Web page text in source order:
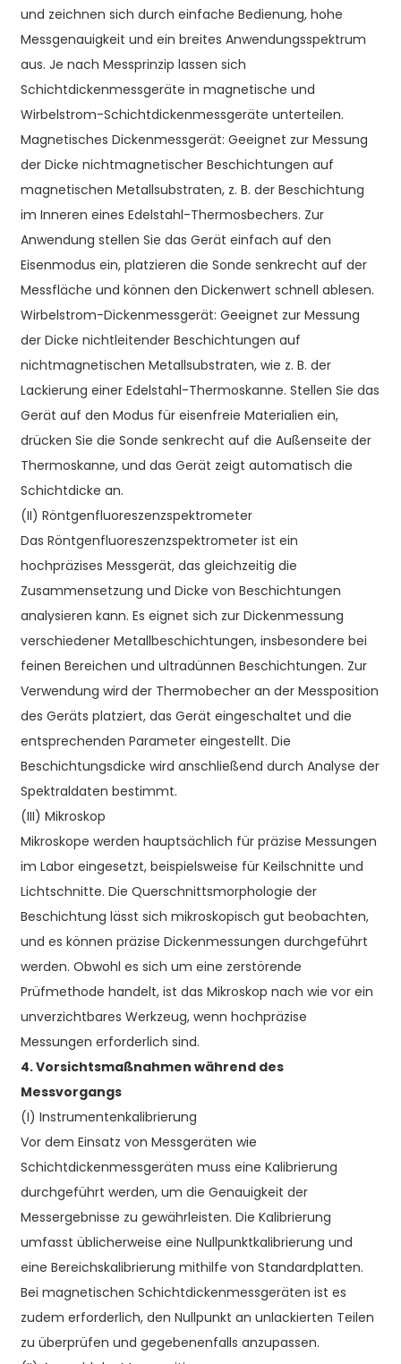
und zeichnen sich durch einfache Bedienung, hohe
Messgenauigkeit und ein breites Anwendungsspektrum
aus. Je nach Messprinzip lassen sich
Schichtdickenmessgeräte in magnetische und
Wirbelstrom-Schichtdickenmessgeräte unterteilen.
Magnetisches Dickenmessgerät: Geeignet zur Messung
der Dicke nichtmagnetischer Beschichtungen auf
magnetischen Metallsubstraten, z. B. der Beschichtung
im Inneren eines Edelstahl-Thermosbechers. Zur
Anwendung stellen Sie das Gerät einfach auf den
Eisenmodus ein, platzieren die Sonde senkrecht auf der
Messfläche und können den Dickenwert schnell ablesen.
Wirbelstrom-Dickenmessgerät: Geeignet zur Messung
der Dicke nichtleitender Beschichtungen auf
nichtmagnetischen Metallsubstraten, wie z. B. der
Lackierung einer Edelstahl-Thermoskanne. Stellen Sie das
Gerät auf den Modus für eisenfreie Materialien ein,
drücken Sie die Sonde senkrecht auf die Außenseite der
Thermoskanne, und das Gerät zeigt automatisch die
Schichtdicke an.
(II) Röntgenfluoreszenzspektrometer
Das Röntgenfluoreszenzspektrometer ist ein
hochpräzises Messgerät, das gleichzeitig die
Zusammensetzung und Dicke von Beschichtungen
analysieren kann. Es eignet sich zur Dickenmessung
verschiedener Metallbeschichtungen, insbesondere bei
feinen Bereichen und ultradünnen Beschichtungen. Zur
Verwendung wird der Thermobecher an der Messposition
des Geräts platziert, das Gerät eingeschaltet und die
entsprechenden Parameter eingestellt. Die
Beschichtungsdicke wird anschließend durch Analyse der
Spektraldaten bestimmt.
(III) Mikroskop
Mikroskope werden hauptsächlich für präzise Messungen
im Labor eingesetzt, beispielsweise für Keilschnitte und
Lichtschnitte. Die Querschnittsmorphologie der
Beschichtung lässt sich mikroskopisch gut beobachten,
und es können präzise Dickenmessungen durchgeführt
werden. Obwohl es sich um eine zerstörende
Prüfmethode handelt, ist das Mikroskop nach wie vor ein
unverzichtbares Werkzeug, wenn hochpräzise
Messungen erforderlich sind.
4. Vorsichtsmaßnahmen während des
Messvorgangs
(I) Instrumentenkalibrierung
Vor dem Einsatz von Messgeräten wie
Schichtdickenmessgeräten muss eine Kalibrierung
durchgeführt werden, um die Genauigkeit der
Messergebnisse zu gewährleisten. Die Kalibrierung
umfasst üblicherweise eine Nullpunktkalibrierung und
eine Bereichskalibrierung mithilfe von Standardplatten.
Bei magnetischen Schichtdickenmessgeräten ist es
zudem erforderlich, den Nullpunkt an unlackierten Teilen
zu überprüfen und gegebenenfalls anzupassen.